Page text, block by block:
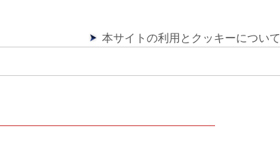
本サイトの利用とクッキーについて